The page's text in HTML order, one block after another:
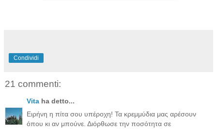
Condividi
21 commenti:
Vita ha detto...
Ειρήνη η πίτα σου υπέροχη! Τα κρεμμύδια μας αρέσουν
όπου κι αν μπούνε. Διόρθωσε την ποσότητα σε